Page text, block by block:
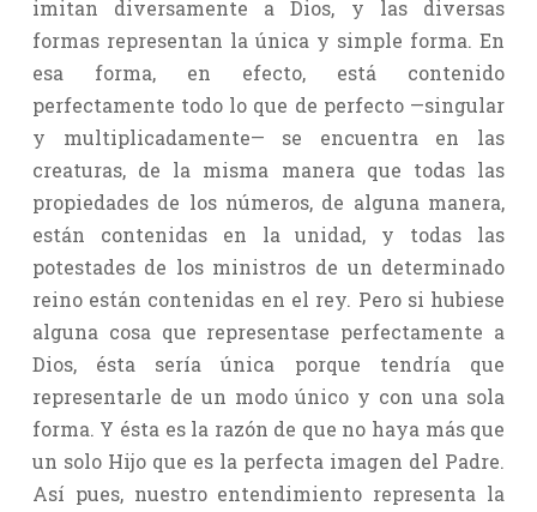
imitan diversamente a Dios, y las diversas
formas representan la única y simple forma. En
esa forma, en efecto, está contenido
perfectamente todo lo que de perfecto —singular
y multiplicadamente— se encuentra en las
creaturas, de la misma manera que todas las
propiedades de los números, de alguna manera,
están contenidas en la unidad, y todas las
potestades de los ministros de un determinado
reino están contenidas en el rey. Pero si hubiese
alguna cosa que representase perfectamente a
Dios, ésta sería única porque tendría que
representarle de un modo único y con una sola
forma. Y ésta es la razón de que no haya más que
un solo Hijo que es la perfecta imagen del Padre.
Así pues, nuestro entendimiento representa la